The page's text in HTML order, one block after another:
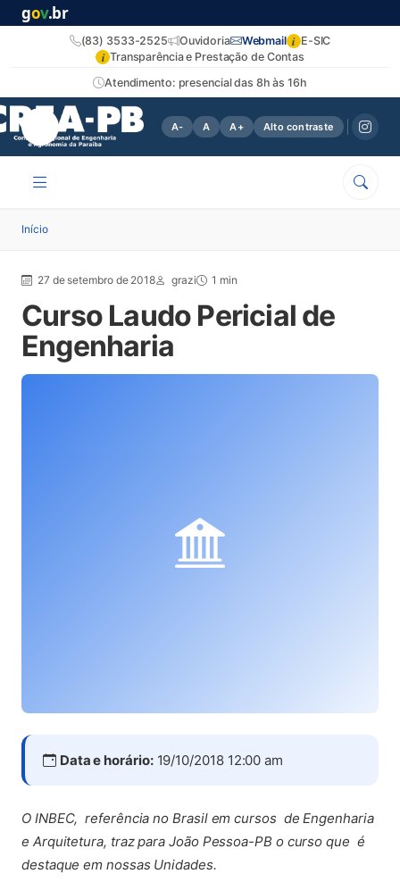
gov.br
Atendimento: presencial das 8h às 16h
(83) 3533-2525 Ouvidoria Webmail i E-SIC
i Transparência e Prestação de Contas
A- A A+ Alto contraste
Início
27 de setembro de 2018 grazi 1 min
Curso Laudo Pericial de
Engenharia
Data e horário:19/10/2018 12:00 am
O INBEC, referência no Brasil em cursos de Engenharia
e Arquitetura, traz para João Pessoa-PB o curso que é
destaque em nossas Unidades.